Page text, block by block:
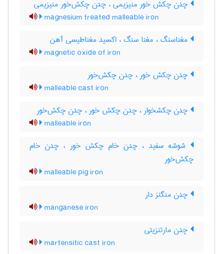
چدن چکش خور منیزیمی ، چدن چکش‌خور منیزیمی
magnesium treated malleable iron
مغناسنگ ، مغنا سنگ ، اکسید مغناطیسی آهن
magnetic oxide of iron
چدن چکش خور ، چدن چکش‌خور
malleable cast iron
چدن چکشخوار ، چدن چکش خور ، چدن چکش‌خور
malleable iron
شوشه سفید ، چدن خام چکش خور ، چدن خام
چکش‌خور
malleable pig iron
چدن منگنز دار
manganese iron
چدن مارتنزیتی
martensitic cast iron